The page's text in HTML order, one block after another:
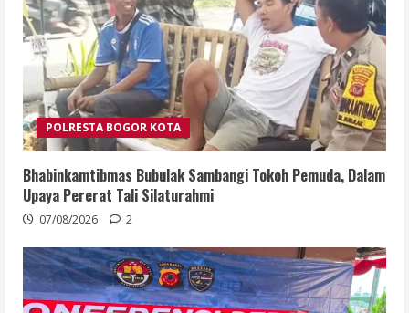
POLRESTA BOGOR KOTA
Bhabinkamtibmas Bubulak Sambangi Tokoh Pemuda, Dalam
Upaya Pererat Tali Silaturahmi
07/08/2026 2